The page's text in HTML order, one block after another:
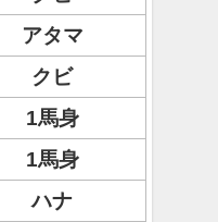
アタマ
クビ
1馬身
1馬身
ハナ